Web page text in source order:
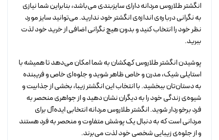
انگشتر طلاروس مردانه دارای سایزبندی می‌باشد، بنابراین شما نیازی
به نگرانی درباره‌ی اندازه‌ی انگشتر خود ندارید. می‌توانید سایز مورد
نظر خود را انتخاب کنید و بدون هیچ نگرانی اضافی از خرید خود لذت
ببرید.
پوشیدن انگشتر طلاروس کهکشان به شما امکان می‌دهد تا همیشه با
استایلی شیک، مدرن و خاص ظاهر شوید و جلوه‌ای خاص و فریبنده
به دستان‌تان ببخشید. با انتخاب این انگشتر زیبا، بخشی از جذابیت و
شیوه‌ی زندگی خود را به دیگران نشان دهید و از جواهری منحصر به
فرد برخوردار شوید. انگشتر طلاروس مردانه انتخابی ایده‌آل برای
مردانی است که به دنبال یک پوشش متفاوت و منحصر به فرد هستند
و از جلوه‌ی زیبایی شخصی خود لذت می‌برند.